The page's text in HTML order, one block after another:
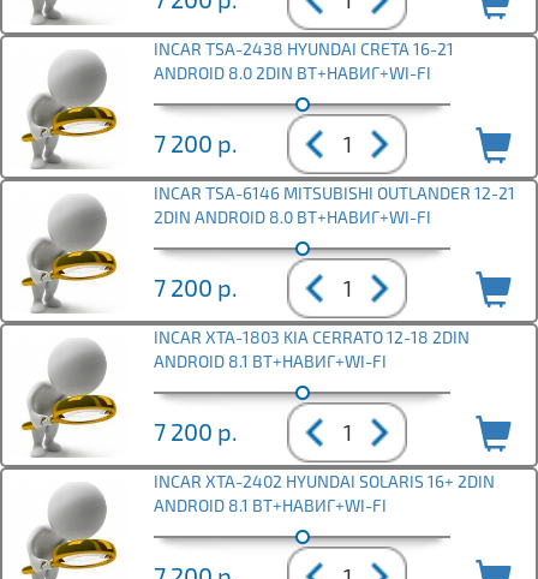
INCAR TSA-2438 HYUNDAI CRETA 16-21
ANDROID 8.0 2DIN BT+НАВИГ+WI-FI
7 200 р.
INCAR TSA-6146 MITSUBISHI OUTLANDER 12-21
2DIN ANDROID 8.0 BT+НАВИГ+WI-FI
7 200 р.
INCAR XTA-1803 KIA CERRATO 12-18 2DIN
ANDROID 8.1 BT+НАВИГ+WI-FI
7 200 р.
INCAR XTA-2402 HYUNDAI SOLARIS 16+ 2DIN
ANDROID 8.1 BT+НАВИГ+WI-FI